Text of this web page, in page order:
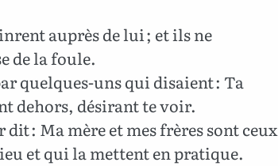
auprès de lui ; et ils ne
de la foule.
quelques-uns qui disaient : Ta
dehors, désirant te voir.
: Ma mère et mes frères sont ceux
et qui la mettent en pratique.